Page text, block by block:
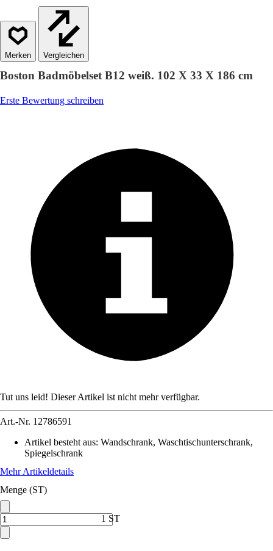
Vergleichen
Boston Badmöbelset B12 weiß. 102 X 33 X 186 cm
Erste Bewertung schreiben
Tut uns leid! Dieser Artikel ist nicht mehr verfügbar.
Art.-Nr. 12786591
Artikel besteht aus: Wandschrank, Waschtischunterschrank,
Spiegelschrank
Mehr Artikeldetails
Menge (ST)
1 ST